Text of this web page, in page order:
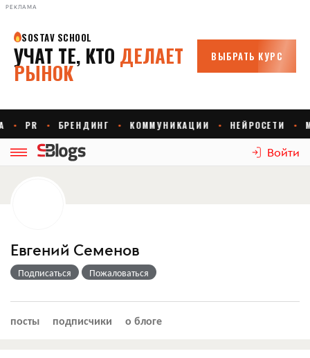
РЕКЛАМА
Войти
Евгений Семенов
Подписаться Пожаловаться
посты подписчики о блоге